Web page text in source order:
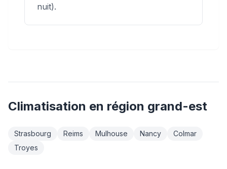
nuit).
Climatisation en région grand-est
Strasbourg Reims Mulhouse Nancy
Colmar
Troyes